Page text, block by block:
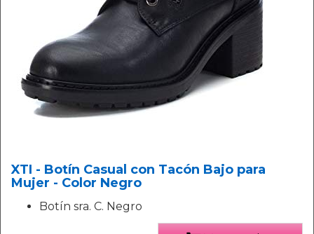
XTI - Botín Casual con Tacón Bajo para
Mujer - Color Negro
Botín sra. C. Negro